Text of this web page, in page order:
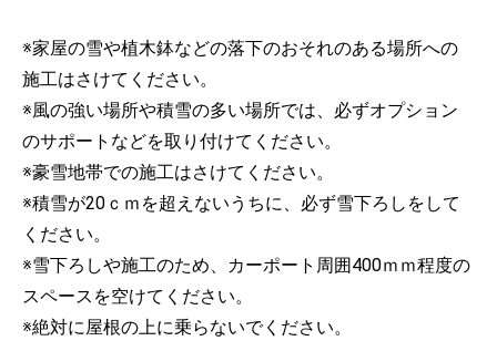
※家屋の雪や植木鉢などの落下のおそれのある場所への
施工はさけてください。
※風の強い場所や積雪の多い場所では、必ずオプション
のサポートなどを取り付けてください。
※豪雪地帯での施工はさけてください。
※積雪が20ｃｍを超えないうちに、必ず雪下ろしをして
ください。
※雪下ろしや施工のため、カーポート周囲400ｍｍ程度の
スペースを空けてください。
※絶対に屋根の上に乗らないでください。